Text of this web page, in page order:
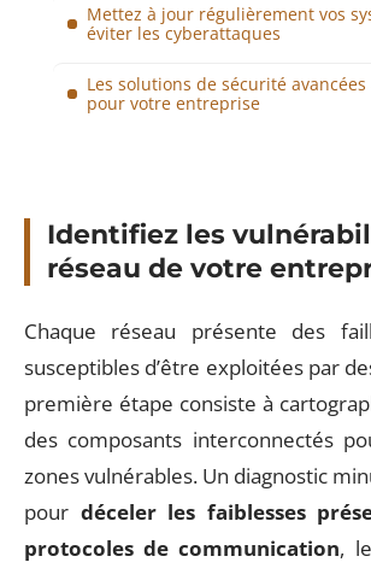
Mettez à jour régulièrement vos
éviter les cyberattaques
Les solutions de sécurité
pour votre entreprise
Identifiez les
réseau de votre
Chaque réseau présente des
susceptibles d’être exploitées par
première étape consiste à
des composants interconnectés
zones vulnérables. Un diagnostic
pour déceler les faiblesses
protocoles de communication,